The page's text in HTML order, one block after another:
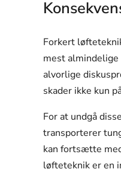
Forkert
mest
alvorlige
skader ikke kun
For at undgå
transporterer
kan fortsætte
løfteteknik er en